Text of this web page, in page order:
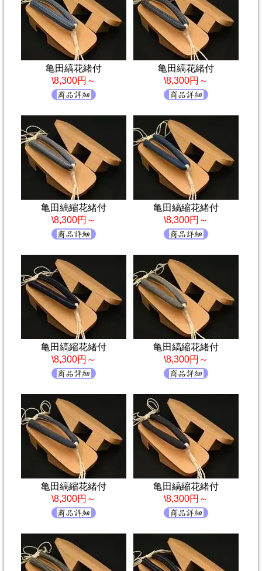
亀田縞花緒付
\8,300円～
亀田縞花緒付
\8,300円～
亀田縞縮花緒付
\8,300円～
亀田縞縮花緒付
\8,300円～
亀田縞縮花緒付
\8,300円～
亀田縞縮花緒付
\8,300円～
亀田縞縮花緒付
\8,300円～
亀田縞縮花緒付
\8,300円～